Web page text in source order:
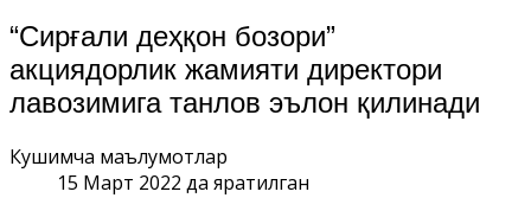
“Сирғали деҳқон бозори”
акциядорлик жамияти директори
лавозимига танлов эълон қилинади
Кушимча маълумотлар
15 Март 2022 да яратилган